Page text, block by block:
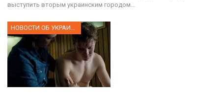
выступить вторым украинским городом…